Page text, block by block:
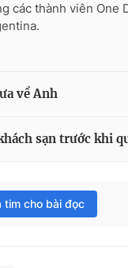
các thành viên One
về Anh
sạn trước khi
tim cho bài đọc